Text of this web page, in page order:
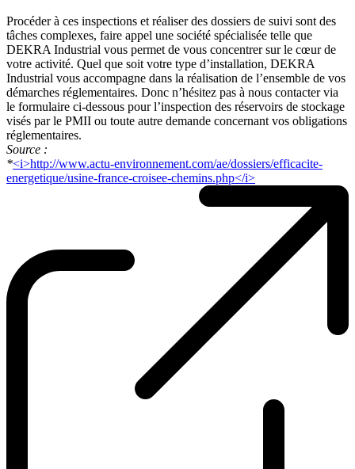
Procéder à ces inspections et réaliser des dossiers de suivi sont des
tâches complexes, faire appel une société spécialisée telle que
DEKRA Industrial vous permet de vous concentrer sur le cœur de
votre activité. Quel que soit votre type d’installation, DEKRA
Industrial vous accompagne dans la réalisation de l’ensemble de vos
démarches réglementaires. Donc n’hésitez pas à nous contacter via
le formulaire ci-dessous pour l’inspection des réservoirs de stockage
visés par le PMII ou toute autre demande concernant vos obligations
réglementaires.
Source :
*<i>http://www.actu-environnement.com/ae/dossiers/efficacite-
energetique/usine-france-croisee-chemins.php</i>